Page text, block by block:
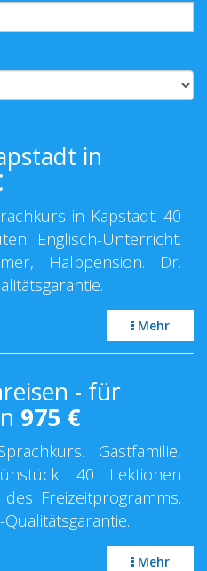
in
in Kapstadt. 40
Englisch-Unterricht.
Halbpension. Dr.
Mehr
- für
975 €
Gastfamilie,
40 Lektionen
Freizeitprogramms.
Mehr